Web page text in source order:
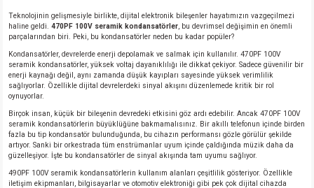
Teknolojinin gelişmesiyle birlikte, dijital elektronik bileşenler hayatımızın vazgeçilmezi
haline geldi. 470PF 100V seramik kondansatörler , bu devrimsel değişimin en önemli
parçalarından biri. Peki, bu kondansatörler neden bu kadar popüler?
Kondansatörler, devrelerde enerji depolamak ve salmak için kullanılır. 470PF 100V
seramik kondansatörler, yüksek voltaj dayanıklılığı ile dikkat çekiyor. Sadece güvenilir bir
enerji kaynağı değil, aynı zamanda düşük kayıpları sayesinde yüksek verimlilik
sağlıyorlar. Özellikle dijital devrelerdeki sinyal akışını düzenlemede kritik bir rol
oynuyorlar.
Birçok insan, küçük bir bileşenin devredeki etkisini göz ardı edebilir. Ancak 470PF 100V
seramik kondansatörlerin büyüklüğüne bakmamalısınız. Bir akıllı telefonun içinde birden
fazla bu tip kondansatör bulunduğunda, bu cihazın performansı gözle görülür şekilde
artıyor. Sanki bir orkestrada tüm enstrümanlar uyum içinde çaldığında müzik daha da
güzelleşiyor. İşte bu kondansatörler de sinyal akışında tam uyumu sağlıyor.
490PF 100V seramik kondansatörlerin kullanım alanları çeşitlilik gösteriyor. Özellikle
iletişim ekipmanları, bilgisayarlar ve otomotiv elektroniği gibi pek çok dijital cihazda